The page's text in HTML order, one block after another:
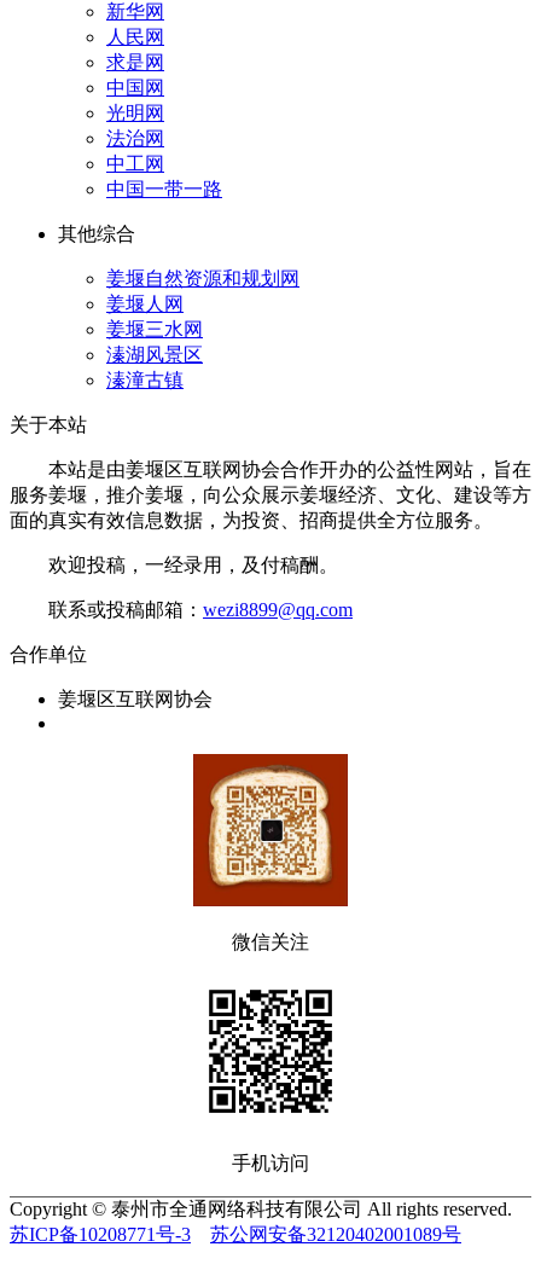
新华网
人民网
求是网
中国网
光明网
法治网
中工网
中国一带一路
其他综合
姜堰自然资源和规划网
姜堰人网
姜堰三水网
溱湖风景区
溱潼古镇
关于本站
本站是由姜堰区互联网协会合作开办的公益性网站，旨在
服务姜堰，推介姜堰，向公众展示姜堰经济、文化、建设等方
面的真实有效信息数据，为投资、招商提供全方位服务。
欢迎投稿，一经录用，及付稿酬。
联系或投稿邮箱： wezi8899@qq.com
合作单位
姜堰区互联网协会
微信关注
手机访问
Copyright © 泰州市全通网络科技有限公司 All rights reserved.
苏ICP备10208771号-3
苏公网安备32120402001089号